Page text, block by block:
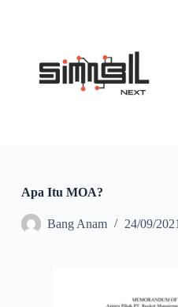
Apa Itu MOA?
Bang Anam 24/09/2021